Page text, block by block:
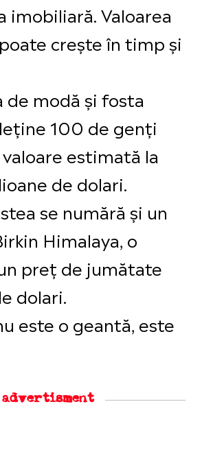
imobiliară. Valoarea
crește în timp și
de modă și fosta
100 de genți
estimată la
de dolari.
se numără și un
Himalaya, o
preț de jumătate
dolari.
este o geantă, este
advertisment